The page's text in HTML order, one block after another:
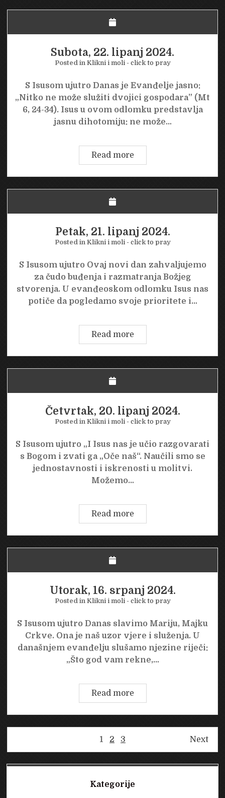
2024.
Subota, 22. lipanj 2024.
Posted in Klikni i moli - click to pray
S Isusom ujutro Danas je Evanđelje jasno:
„Nitko ne može služiti dvojici gospodara” (Mt
6, 24-34). Isus u ovom odlomku predstavlja
jasnu dihotomiju: ne može…
Read moreSubota,
22.
lipanj
2024.
Petak, 21. lipanj 2024.
Posted in Klikni i moli - click to pray
S Isusom ujutro Ovaj novi dan zahvaljujemo
za čudo buđenja i razmatranja Božjeg
stvorenja. U evanđeoskom odlomku Isus nas
potiče da pogledamo svoje prioritete i…
Read morePetak,
21.
lipanj
2024.
Četvrtak, 20. lipanj 2024.
Posted in Klikni i moli - click to pray
S Isusom ujutro „I Isus nas je učio razgovarati
s Bogom i zvati ga „Oče naš“. Naučili smo se
jednostavnosti i iskrenosti u molitvi.
Možemo…
Read moreČetvrtak,
20.
lipanj
2024.
Utorak, 16. srpanj 2024.
Posted in Klikni i moli - click to pray
S Isusom ujutro Danas slavimo Mariju, Majku
Crkve. Ona je naš uzor vjere i služenja. U
današnjem evanđelju slušamo njezine riječi:
„Što god vam rekne,…
Read moreUtorak,
16.
srpanj
2024.
stranica
objava
1 2 3 Next
Kategorije